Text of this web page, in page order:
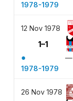
1978-1979
12 Nov 1978
1–1
●
—
1978-1979
26 Nov 1978